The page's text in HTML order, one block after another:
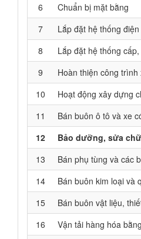
6
Chuẩn bị mặt bằng
7
Lắp đặt hệ thống điện
8
Lắp đặt hệ thống
9
Hoàn thiện công trình
10
Hoạt động xây dựng
11
Bán buôn ô tô và xe
12
Bảo dưỡng, sửa
13
Bán phụ tùng và các
14
Bán buôn kim loại và
15
Bán buôn vật liệu,
16
Vận tải hàng hóa